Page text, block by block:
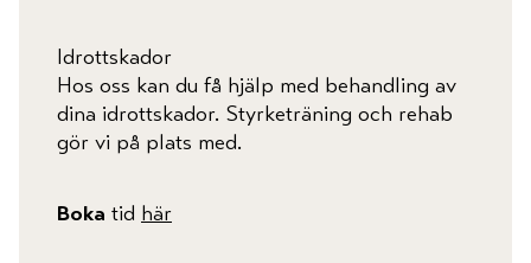
hälsa
evenemang
aktiviteter
Idrottskador
Hos oss kan du få hjälp med behandling av
dina idrottskador. Styrketräning och rehab
gör vi på plats med.
Boka tid här